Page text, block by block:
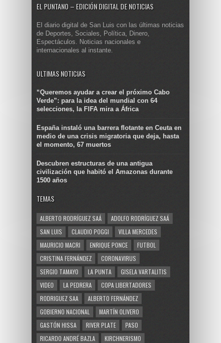
EL PUNTANO – EDICIÓN DIGITAL DE NOTICIAS
El diario digital de San Luis con las últimas noticias
de Deportes, Sociales, Política, Dinero,
Espectáculos. Noticias nacionales e
internacionales al instante.
ULTIMAS NOTICIAS
“Queremos ayudar a crear el próximo Cabo
Verde”: para la idea del mundial con 64
selecciones, la FIFA mira a África
España instaló una barrera flotante en Ceuta en
medio de una crisis migratoria que deja, hasta
el momento, 67 muertos
Descubren estructuras de una antigua
civilización que habitó el Amazonas durante
1500 años
TEMAS
ALBERTO RODRÍGUEZ SAÁ
ADOLFO RODRÍGUEZ SAÁ
SAN LUIS
CLAUDIO POGGI
VILLA MERCEDES
MAURICIO MACRI
ENRIQUE PONCE
FUTBOL
CRISTINA FERNÁNDEZ
CORONAVIRUS
SERGIO TAMAYO
LA PUNTA
GISELA VARTALITIS
VIDEO
LA PEDRERA
COPA LIBERTADORES
RODRIGUEZ SAA
ALBERTO FERNÁNDEZ
GOBIERNO NACIONAL
MARTÍN OLIVERO
GASTÓN HISSA
RIVER PLATE
PASO
RICARDO ANDRÉ BAZLA
KIRCHNERISMO